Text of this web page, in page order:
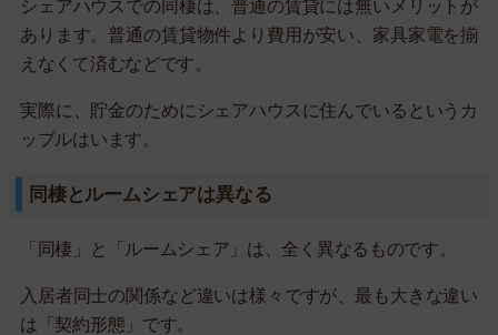
シェアハウスでの同棲は、普通の賃貸には無いメリットが
あります。普通の賃貸物件より費用が安い、家具家電を揃
えなくて済むなどです。
実際に、貯金のためにシェアハウスに住んでいるというカ
ップルはいます。
同棲とルームシェアは異なる
「同棲」と「ルームシェア」は、全く異なるものです。
入居者同士の関係など違いは様々ですが、最も大きな違い
は「契約形態」です。